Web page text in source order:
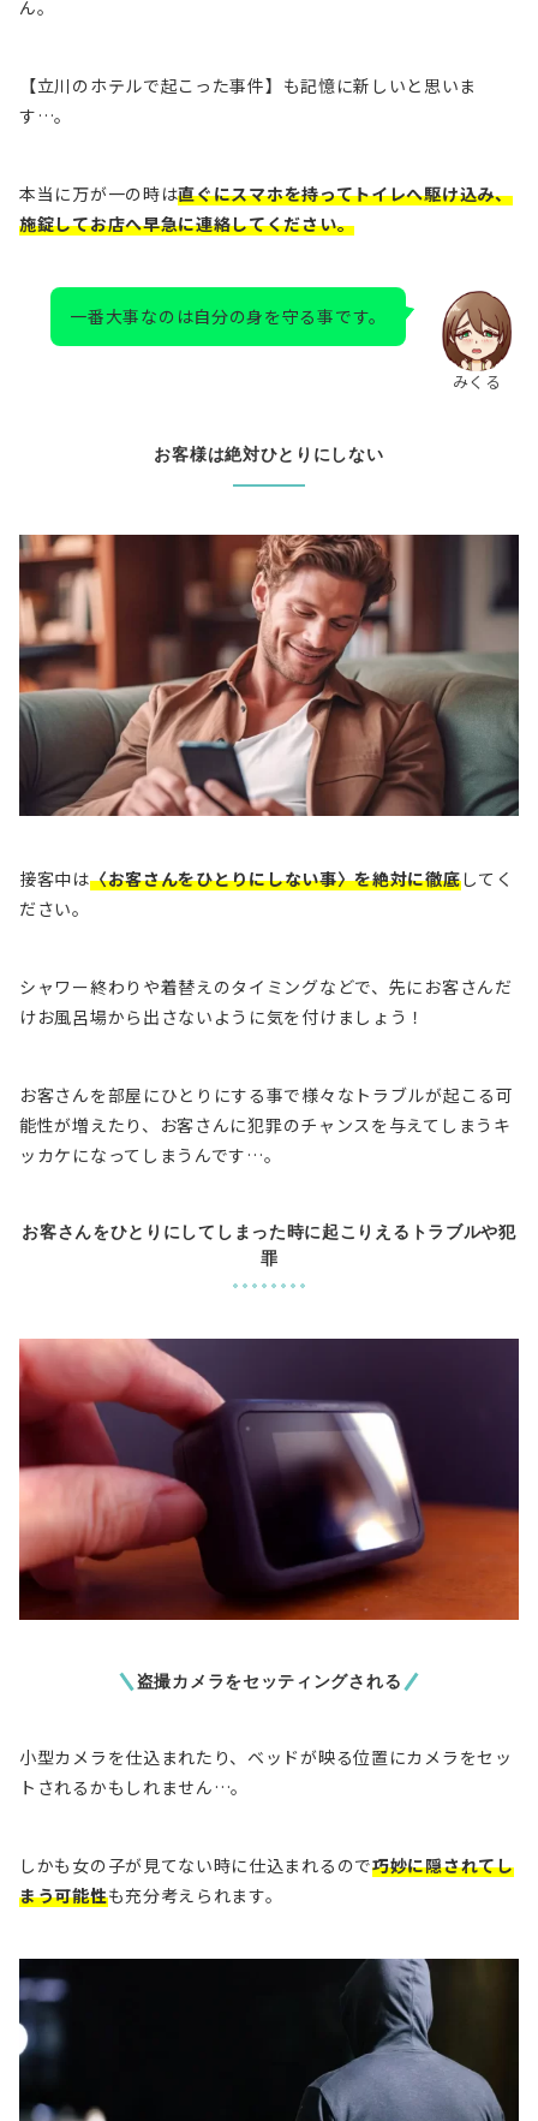
ん。
【立川のホテルで起こった事件】 も記憶に新しいと思いま
す…。
本当に万が一の時は直ぐにスマホを持ってトイレへ駆け込み、
施錠してお店へ早急に連絡してください。
みくる
一番大事なのは自分の身を守る事です。
お客様は絶対ひとりにしない
接客中は〈お客さんをひとりにしない事〉を絶対に徹底してく
ださい。
シャワー終わりや着替えのタイミングなどで、先にお客さんだ
けお風呂場から出さないように気を付けましょう！
お客さんを部屋にひとりにする事で様々なトラブルが起こる可
能性が増えたり、
お客さんに犯罪のチャンスを与えてしまうキ
ッカケ になってしまうんです…。
お客さんをひとりにしてしまった時に起こりえるトラブルや犯
罪
盗撮カメラをセッティングされる
小型カメラを仕込まれたり、ベッドが映る位置にカメラをセッ
トされるかもしれません…。
しかも女の子が見てない時に仕込まれるので巧妙に隠されてし
まう可能性も充分考えられます。